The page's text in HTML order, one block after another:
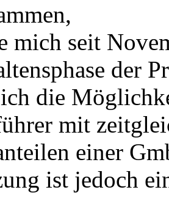
mich seit
der
die
mit
einer
ist jedoch